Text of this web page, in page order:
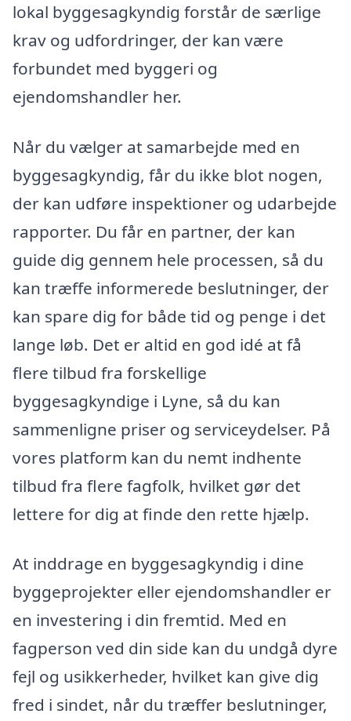
lokal byggesagkyndig forstår de særlige
krav og udfordringer, der kan være
forbundet med byggeri og
ejendomshandler her.
Når du vælger at samarbejde med en
byggesagkyndig, får du ikke blot nogen,
der kan udføre inspektioner og udarbejde
rapporter. Du får en partner, der kan
guide dig gennem hele processen, så du
kan træffe informerede beslutninger, der
kan spare dig for både tid og penge i det
lange løb. Det er altid en god idé at få
flere tilbud fra forskellige
byggesagkyndige i Lyne, så du kan
sammenligne priser og serviceydelser. På
vores platform kan du nemt indhente
tilbud fra flere fagfolk, hvilket gør det
lettere for dig at finde den rette hjælp.
At inddrage en byggesagkyndig i dine
byggeprojekter eller ejendomshandler er
en investering i din fremtid. Med en
fagperson ved din side kan du undgå dyre
fejl og usikkerheder, hvilket kan give dig
fred i sindet, når du træffer beslutninger,